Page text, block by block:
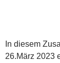
In diesem
26.März 2023